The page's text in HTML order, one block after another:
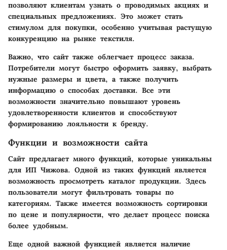
позволяют клиентам узнать о проводимых акциях и
специальных предложениях. Это может стать
стимулом для покупки, особенно учитывая растущую
конкуренцию на рынке текстиля.
Важно, что сайт также облегчает процесс заказа.
Потребители могут быстро оформить заявку, выбрать
нужные размеры и цвета, а также получить
информацию о способах доставки. Все эти
возможности значительно повышают уровень
удовлетворенности клиентов и способствуют
формированию лояльности к бренду.
Функции и возможности сайта
Сайт предлагает много функций, которые уникальны
для ИП Чижова. Одной из таких функций является
возможность просмотреть каталог продукции. Здесь
пользователи могут фильтровать товары по
категориям. Также имеется возможность сортировки
по цене и популярности, что делает процесс поиска
более удобным.
Еще одной важной функцией является наличие